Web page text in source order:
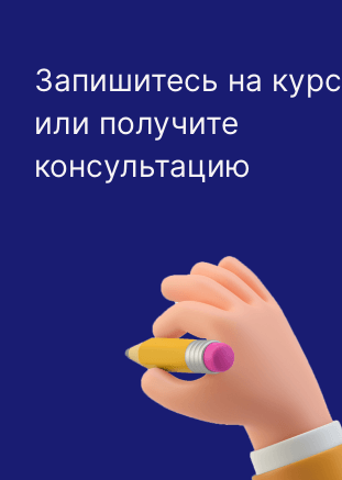
Запишитесь на курс
или получите
консультацию